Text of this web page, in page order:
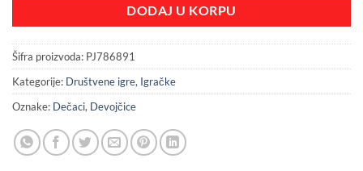
DODAJ U KORPU
Šifra proizvoda: PJ786891
Kategorije: Društvene igre, Igračke
Oznake: Dečaci, Devojčice